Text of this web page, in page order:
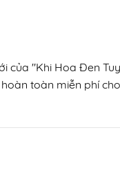
"Khi Hoa Đen
toàn miễn phí